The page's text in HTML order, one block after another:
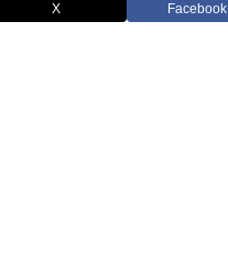
X Facebook